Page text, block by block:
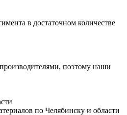
в достаточном количестве
поэтому наши
по Челябинску и области